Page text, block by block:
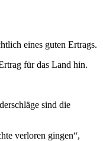
eines guten Ertrags.
für das Land hin.
sind die
verloren gingen“,